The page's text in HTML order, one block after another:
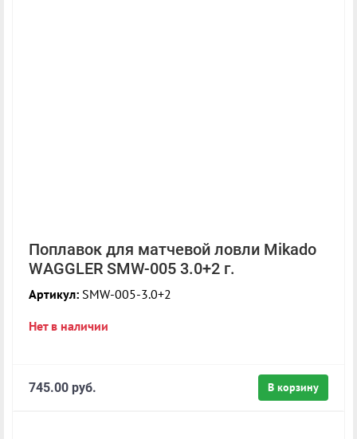
Поплавок для матчевой ловли Mikado
WAGGLER SMW-005 3.0+2 г.
Артикул: SMW-005-3.0+2
Нет в наличии
В корзину
745.00 руб.